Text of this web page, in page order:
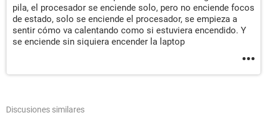
pila, el procesador se enciende solo, pero no enciende focos
de estado, solo se enciende el procesador, se empieza a
sentir cómo va calentando como si estuviera encendido. Y
se enciende sin siquiera encender la laptop
Discusiones similares